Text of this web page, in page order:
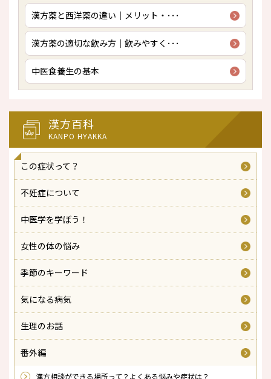
漢方薬と西洋薬の違い｜メリット・･･･
漢方薬の適切な飲み方｜飲みやすく･･･
中医食養生の基本
漢方百科
KANPO HYAKKA
この症状って？
不妊症について
中医学を学ぼう！
女性の体の悩み
季節のキーワード
気になる病気
生理のお話
番外編
漢方相談ができる場所って？よくある悩みや症状は？